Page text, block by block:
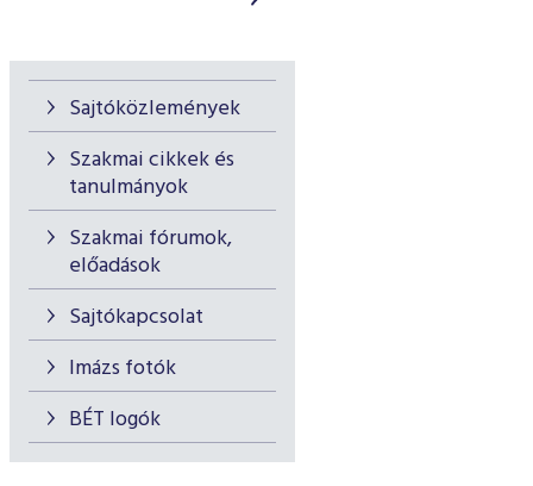
Sajtóközlemények
Szakmai cikkek és
tanulmányok
Szakmai fórumok,
előadások
Sajtókapcsolat
Imázs fotók
BÉT logók